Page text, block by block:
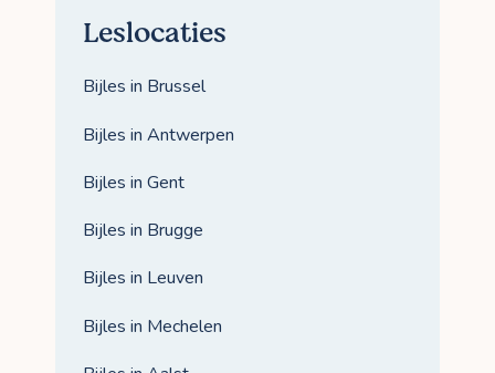
Leslocaties
Bijles in Brussel
Bijles in Antwerpen
Bijles in Gent
Bijles in Brugge
Bijles in Leuven
Bijles in Mechelen